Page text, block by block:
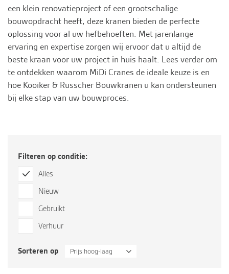
een klein renovatieproject of een grootschalige
bouwopdracht heeft, deze kranen bieden de perfecte
oplossing voor al uw hefbehoeften. Met jarenlange
ervaring en expertise zorgen wij ervoor dat u altijd de
beste kraan voor uw project in huis haalt. Lees verder om
te ontdekken waarom MiDi Cranes de ideale keuze is en
hoe Kooiker & Russcher Bouwkranen u kan ondersteunen
bij elke stap van uw bouwproces.
Filteren op conditie:
Alles
Nieuw
Gebruikt
Verhuur
Sorteren op Prijs hoog-laag